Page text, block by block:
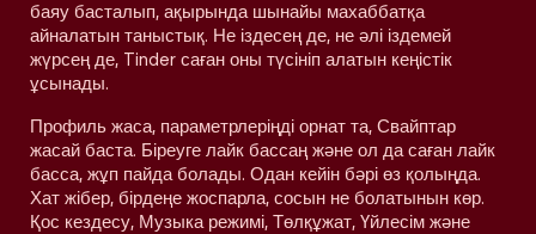
баяу басталып, ақырында шынайы махаббатқа
айналатын таныстық. Не іздесең де, не әлі іздемей
жүрсең де, Tinder саған оны түсініп алатын кеңістік
ұсынады.
Профиль жаса, параметрлеріңді орнат та, Свайптар
жасай баста. Біреуге лайк бассаң және ол да саған лайк
басса, жұп пайда болады. Одан кейін бәрі өз қолыңда.
Хат жібер, бірдеңе жоспарла, сосын не болатынын көр.
Қос кездесу, Музыка режимі, Төлқұжат, Үйлесім және